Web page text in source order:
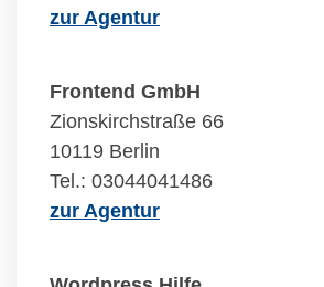
zur Agentur
Frontend GmbH
Zionskirchstraße 66
10119 Berlin
Tel.: 03044041486
zur Agentur